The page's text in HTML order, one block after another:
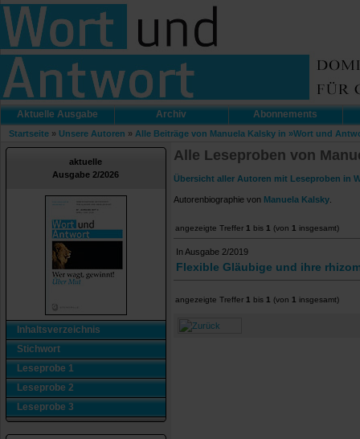
Aktuelle Ausgabe Archiv Abonnements
Startseite » Unsere Autoren » Alle Beiträge von Manuela Kalsky in »Wort und
aktuelle
Ausgabe 2/2026
Inhaltsverzeichnis
Stichwort
Leseprobe 1
Leseprobe 2
Leseprobe 3
Alle Leseproben von
Übersicht aller Autoren mit Leseproben in
Autorenbiographie von Manuela Kalsky
angezeigte Treffer 1 bis 1 (von 1 insgesamt)
In Ausgabe 2/2019
Flexible Gläubige und ihre
angezeigte Treffer 1 bis 1 (von 1 insgesamt)